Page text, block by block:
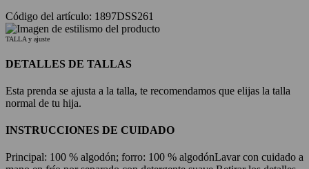
Código del artículo: 1897DSS261
TALLA y ajuste
DETALLES DE TALLAS
Esta prenda se ajusta a la talla, te recomendamos que elijas la talla
normal de tu hija.
INSTRUCCIONES DE CUIDADO
Principal: 100 % algodón; forro: 100 % algodónLavar con cuidado a